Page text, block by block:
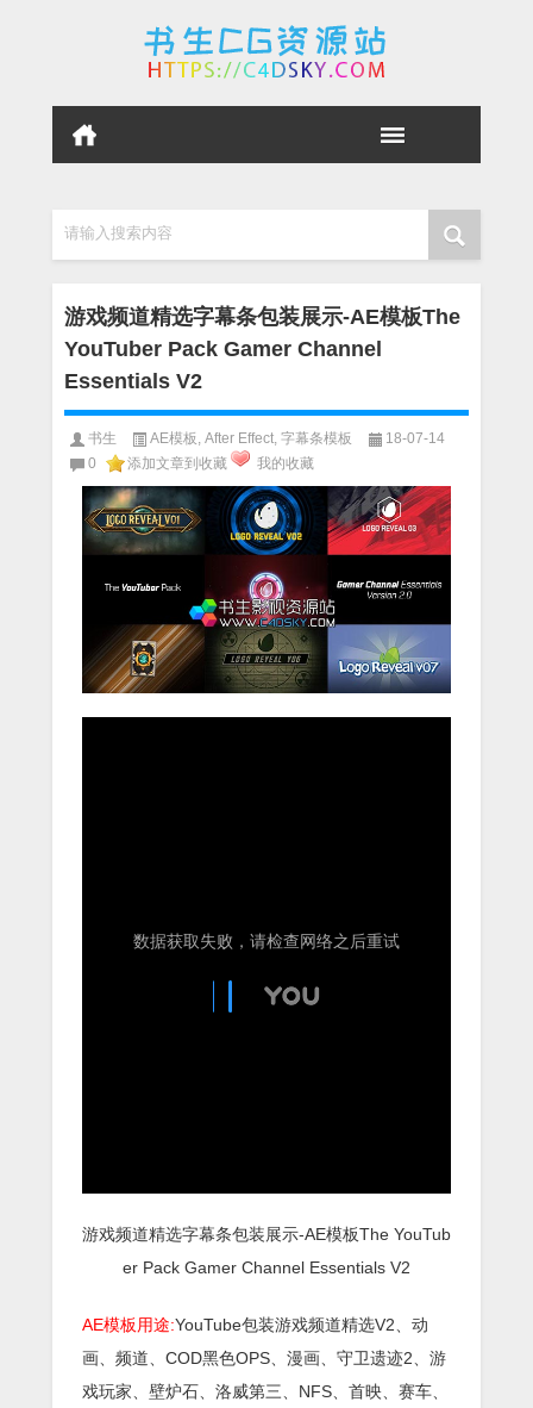
请输入搜索内容
游戏频道精选字幕条包装展示-AE模板The
YouTuber Pack Gamer Channel
Essentials V2
书生 AE模板 After Effect 字幕条模板
18-07-14
0
添加文章到收藏 我的收藏
游戏频道精选字幕条包装展示-AE模板The YouTub
er Pack Gamer Channel Essentials V2
AE模板用途:YouTube包装游戏频道精选V2、动
画、频道、COD黑色OPS、漫画、守卫遗迹2、游
戏玩家、壁炉石、洛威第三、NFS、首映、赛车、